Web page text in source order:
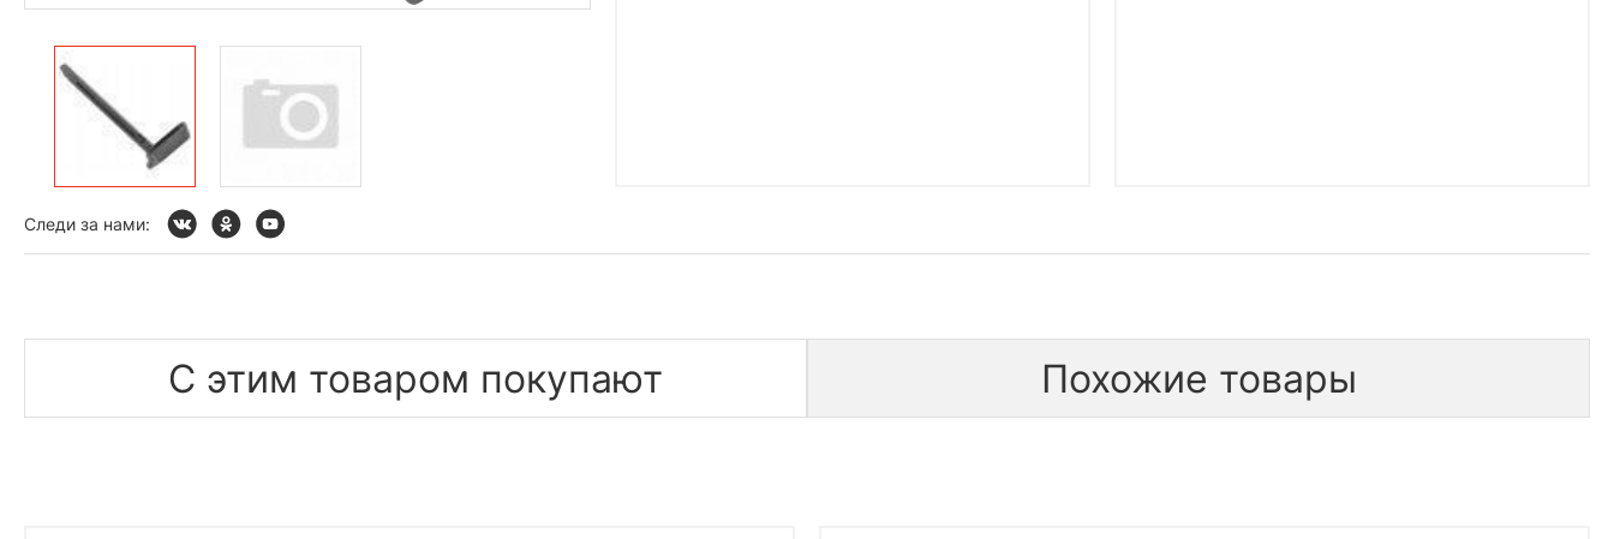
Следи за нами:
С этим товаром покупают Похожие товары